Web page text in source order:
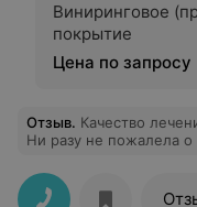
Виниринговое
покрытие
Цена по запросу
Отзыв. Качество
Ни разу не пожалела